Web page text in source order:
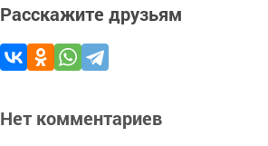
Расскажите друзьям
Нет комментариев